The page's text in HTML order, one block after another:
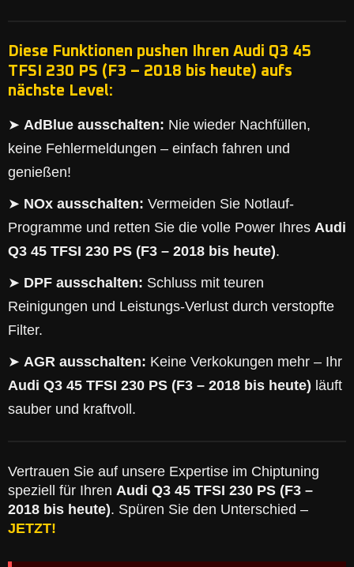
Diese Funktionen pushen Ihren Audi Q3 45
TFSI 230 PS (F3 – 2018 bis heute) aufs
nächste Level:
➤ AdBlue ausschalten: Nie wieder Nachfüllen,
keine Fehlermeldungen – einfach fahren und
genießen!
➤ NOx ausschalten: Vermeiden Sie Notlauf-
Programme und retten Sie die volle Power Ihres Audi
Q3 45 TFSI 230 PS (F3 – 2018 bis heute).
➤ DPF ausschalten: Schluss mit teuren
Reinigungen und Leistungs-Verlust durch verstopfte
Filter.
➤ AGR ausschalten: Keine Verkokungen mehr – Ihr
Audi Q3 45 TFSI 230 PS (F3 – 2018 bis heute) läuft
sauber und kraftvoll.
Vertrauen Sie auf unsere Expertise im Chiptuning
speziell für Ihren Audi Q3 45 TFSI 230 PS (F3 –
2018 bis heute). Spüren Sie den Unterschied –
JETZT!